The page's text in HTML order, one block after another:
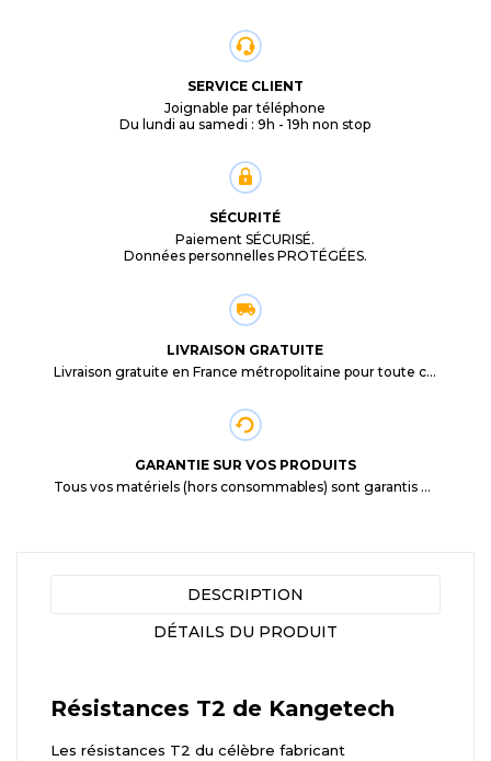
SERVICE CLIENT
Joignable par téléphone
Du lundi au samedi : 9h - 19h non stop
SÉCURITÉ
Paiement SÉCURISÉ.
Données personnelles PROTÉGÉES.
LIVRAISON GRATUITE
Livraison gratuite en France métropolitaine pour toute commande supérieure à 29,90€.
GARANTIE SUR VOS PRODUITS
Tous vos matériels (hors consommables) sont garantis 3 mois à partir de la date d'achat
DESCRIPTION
DÉTAILS DU PRODUIT
Résistances T2 de Kangetech
Les résistances T2 du célèbre fabricant